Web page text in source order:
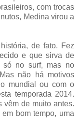
com trocas
Medina virou a
de fato. Fez
e que sirva de
só no surf, mas no
não há motivos
mundial ou com o
temporada 2014.
vêm de muito antes.
bom tempo, uma